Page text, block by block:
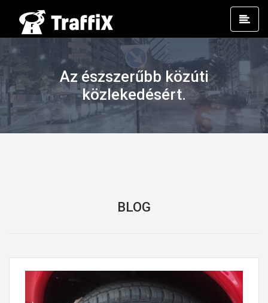
Az észszerűbb közúti
közlekedésért.
BLOG